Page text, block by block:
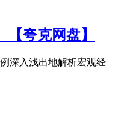
夸克网盘】
深入浅出地解析宏观经